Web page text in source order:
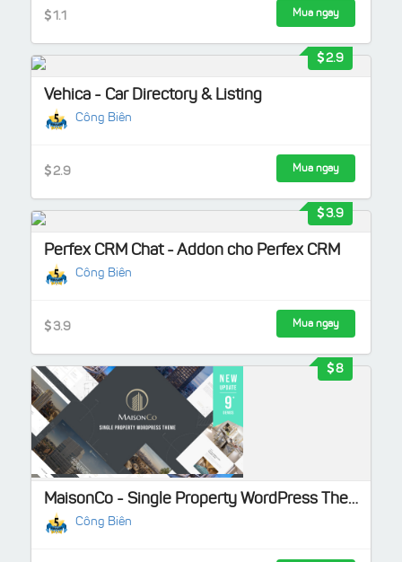
1.1 Mua ngay
Vehica - Car Directory & Listing
Công Biên
2.9 Mua ngay
2.9
Perfex CRM Chat - Addon cho Perfex CRM
Công Biên
3.9 Mua ngay
3.9
MaisonCo - Single Property WordPress Theme Theme bất động sản đẹp
Công Biên
8